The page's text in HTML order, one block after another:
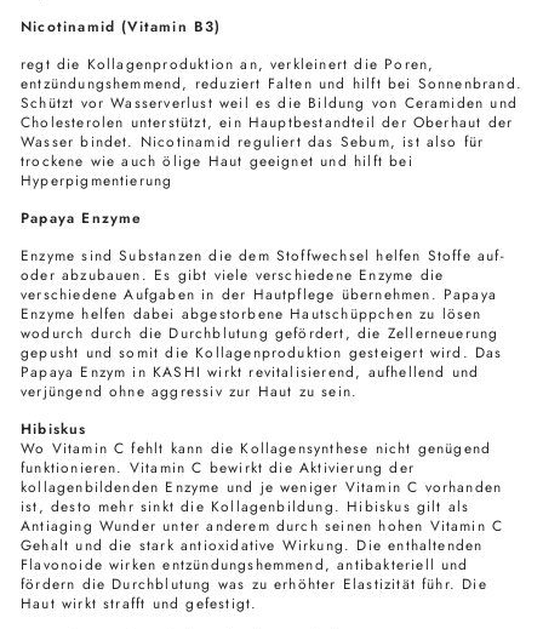
Nicotinamid (Vitamin B3)
regt die Kollagenproduktion an, verkleinert die Poren,
entzündungshemmend, reduziert Falten und hilft bei Sonnenbrand.
Schützt vor Wasserverlust weil es die Bildung von Ceramiden und
Cholesterolen unterstützt, ein Hauptbestandteil der Oberhaut der
Wasser bindet. Nicotinamid reguliert das Sebum, ist also für
trockene wie auch ölige Haut geeignet und hilft bei
Hyperpigmentierung
Papaya Enzyme
Enzyme sind Substanzen die dem Stoffwechsel helfen Stoffe auf-
oder abzubauen. Es gibt viele verschiedene Enzyme die
verschiedene Aufgaben in der Hautpflege übernehmen. Papaya
Enzyme helfen dabei abgestorbene Hautschüppchen zu lösen
wodurch durch die Durchblutung gefördert, die Zellerneuerung
gepusht und somit die Kollagenproduktion gesteigert wird. Das
Papaya Enzym in KASHI wirkt revitalisierend, aufhellend und
verjüngend ohne aggressiv zur Haut zu sein.
Hibiskus
Wo Vitamin C fehlt kann die Kollagensynthese nicht genügend
funktionieren. Vitamin C bewirkt die Aktivierung der
kollagenbildenden Enzyme und je weniger Vitamin C vorhanden
ist, desto mehr sinkt die Kollagenbildung. Hibiskus gilt als
Antiaging Wunder unter anderem durch seinen hohen Vitamin C
Gehalt und die stark antioxidative Wirkung. Die enthaltenden
Flavonoide wirken entzündungshemmend, antibakteriell und
fördern die Durchblutung was zu erhöhter Elastizität führ. Die
Haut wirkt strafft und gefestigt.